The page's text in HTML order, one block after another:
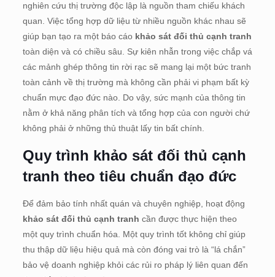
nghiên cứu thị trường độc lập là nguồn tham chiếu khách
quan. Việc tổng hợp dữ liệu từ nhiều nguồn khác nhau sẽ
giúp bạn tạo ra một báo cáo khảo sát đối thủ cạnh tranh
toàn diện và có chiều sâu. Sự kiên nhẫn trong việc chắp vá
các mảnh ghép thông tin rời rạc sẽ mang lại một bức tranh
toàn cảnh về thị trường mà không cần phải vi phạm bất kỳ
chuẩn mực đạo đức nào. Do vậy, sức mạnh của thông tin
nằm ở khả năng phân tích và tổng hợp của con người chứ
không phải ở những thủ thuật lấy tin bất chính.
Quy trình khảo sát đối thủ cạnh
tranh theo tiêu chuẩn đạo đức
Để đảm bảo tính nhất quán và chuyên nghiệp, hoạt động
khảo sát đối thủ cạnh tranh cần được thực hiện theo
một quy trình chuẩn hóa. Một quy trình tốt không chỉ giúp
thu thập dữ liệu hiệu quả mà còn đóng vai trò là “lá chắn”
bảo vệ doanh nghiệp khỏi các rủi ro pháp lý liên quan đến